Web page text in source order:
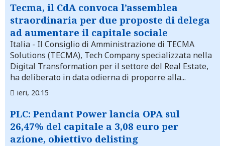
Tecma, il CdA convoca l’assemblea
straordinaria per due proposte di delega
ad aumentare il capitale sociale
Italia - Il Consiglio di Amministrazione di TECMA
Solutions (TECMA), Tech Company specializzata nella
Digital Transformation per il settore del Real Estate,
ha deliberato in data odierna di proporre alla...
ieri, 20.15
PLC: Pendant Power lancia OPA sul
26,47% del capitale a 3,08 euro per
azione, obiettivo delisting